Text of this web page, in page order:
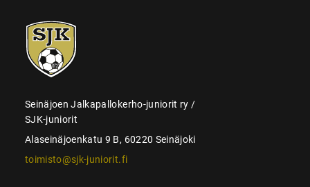
SJK-
juniorit
Seinäjoen Jalkapallokerho-juniorit ry /
SJK-juniorit
Alaseinäjoenkatu 9 B, 60220 Seinäjoki
toimisto@sjk-juniorit.fi